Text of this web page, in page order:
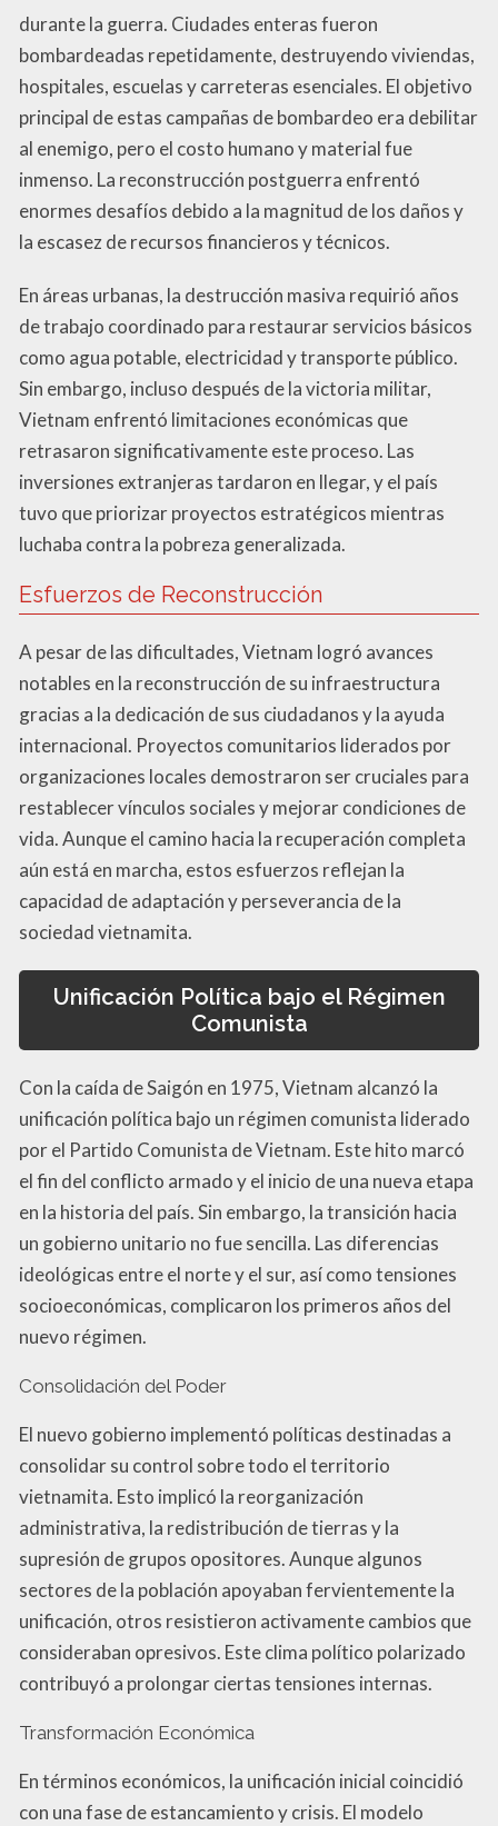
durante la guerra. Ciudades enteras fueron
bombardeadas repetidamente, destruyendo viviendas,
hospitales, escuelas y carreteras esenciales. El objetivo
principal de estas campañas de bombardeo era debilitar
al enemigo, pero el costo humano y material fue
inmenso. La reconstrucción postguerra enfrentó
enormes desafíos debido a la magnitud de los daños y
la escasez de recursos financieros y técnicos.
En áreas urbanas, la destrucción masiva requirió años
de trabajo coordinado para restaurar servicios básicos
como agua potable, electricidad y transporte público.
Sin embargo, incluso después de la victoria militar,
Vietnam enfrentó limitaciones económicas que
retrasaron significativamente este proceso. Las
inversiones extranjeras tardaron en llegar, y el país
tuvo que priorizar proyectos estratégicos mientras
luchaba contra la pobreza generalizada.
Esfuerzos de Reconstrucción
A pesar de las dificultades, Vietnam logró avances
notables en la reconstrucción de su infraestructura
gracias a la dedicación de sus ciudadanos y la ayuda
internacional. Proyectos comunitarios liderados por
organizaciones locales demostraron ser cruciales para
restablecer vínculos sociales y mejorar condiciones de
vida. Aunque el camino hacia la recuperación completa
aún está en marcha, estos esfuerzos reflejan la
capacidad de adaptación y perseverancia de la
sociedad vietnamita.
Unificación Política bajo el Régimen
Comunista
Con la caída de Saigón en 1975, Vietnam alcanzó la
unificación política bajo un régimen comunista liderado
por el Partido Comunista de Vietnam. Este hito marcó
el fin del conflicto armado y el inicio de una nueva etapa
en la historia del país. Sin embargo, la transición hacia
un gobierno unitario no fue sencilla. Las diferencias
ideológicas entre el norte y el sur, así como tensiones
socioeconómicas, complicaron los primeros años del
nuevo régimen.
Consolidación del Poder
El nuevo gobierno implementó políticas destinadas a
consolidar su control sobre todo el territorio
vietnamita. Esto implicó la reorganización
administrativa, la redistribución de tierras y la
supresión de grupos opositores. Aunque algunos
sectores de la población apoyaban fervientemente la
unificación, otros resistieron activamente cambios que
consideraban opresivos. Este clima político polarizado
contribuyó a prolongar ciertas tensiones internas.
Transformación Económica
En términos económicos, la unificación inicial coincidió
con una fase de estancamiento y crisis. El modelo